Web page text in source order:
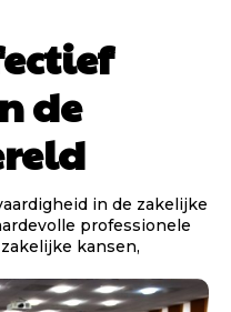
de
in de zakelijke
professionele
kansen,